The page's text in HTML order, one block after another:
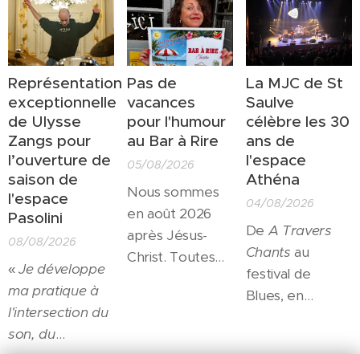
Représentation
exceptionnelle
de Ulysse
Zangs pour
l’ouverture de
saison de
l'espace
Pasolini
08/08/2026
«Je développe
ma pratique à
l'intersection du
son, du
Pas de
vacances
pour l'humour
au Bar à Rire
05/08/2026
Nous sommes
en août 2026
après Jésus-
Christ. Toutes
La MJC de St
Saulve
célèbre les 30
ans de
l'espace
Athéna
04/08/2026
De A Travers
Chantsau
festival de
Blues, en